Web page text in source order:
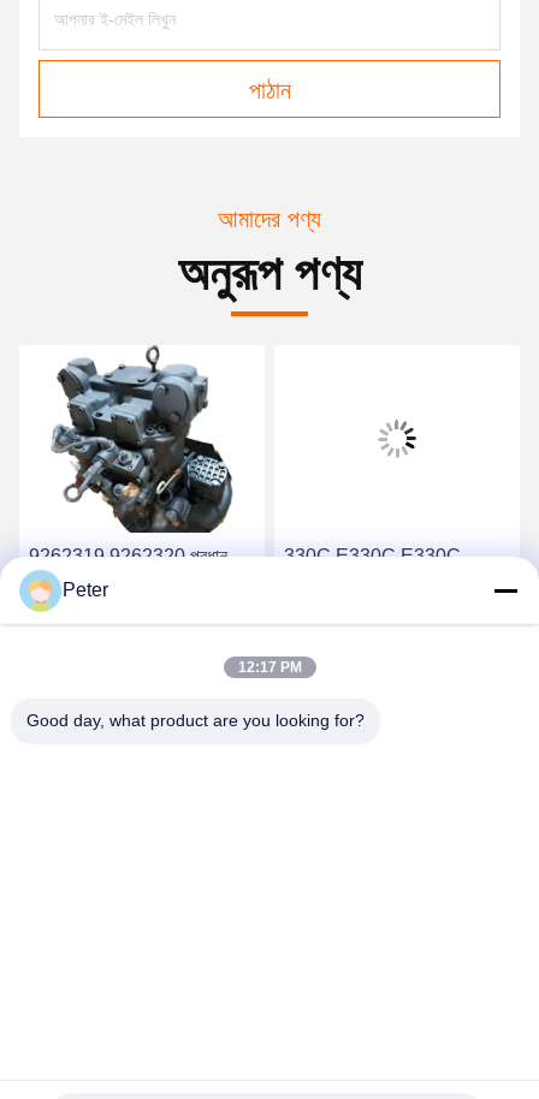
পাঠান
আমাদের পণ্য
অনুরূপ পণ্য
9262319 9262320 প্রধান
হাইড্রোলিক পাম্প HPV118
ZX200-3 ZX230 ZX250
330C E330C E330C
এর জন্য হাইড্রোলিক প্রধান পাম্প
Peter
12:17 PM
Good day, what product are you looking for?